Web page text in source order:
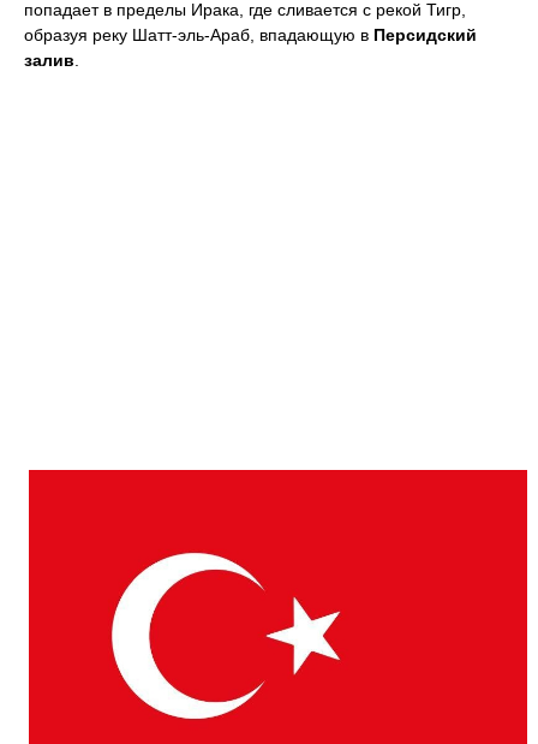
попадает в пределы Ирака, где сливается с рекой Тигр,
образуя реку Шатт-эль-Араб, впадающую в Персидский
залив.